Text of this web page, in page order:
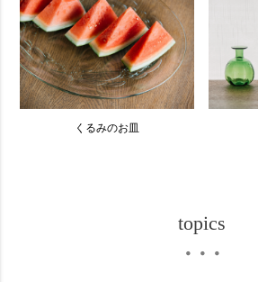
くるみのお皿
topics
・・・